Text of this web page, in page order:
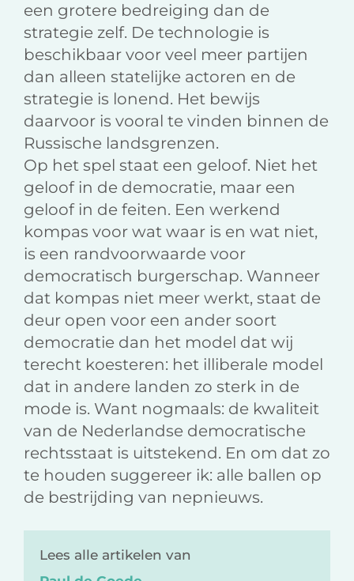
een grotere bedreiging dan de
strategie zelf. De technologie is
beschikbaar voor veel meer partijen
dan alleen statelijke actoren en de
strategie is lonend. Het bewijs
daarvoor is vooral te vinden binnen de
Russische landsgrenzen.
Op het spel staat een geloof. Niet het
geloof in de democratie, maar een
geloof in de feiten. Een werkend
kompas voor wat waar is en wat niet,
is een randvoorwaarde voor
democratisch burgerschap. Wanneer
dat kompas niet meer werkt, staat de
deur open voor een ander soort
democratie dan het model dat wij
terecht koesteren: het illiberale model
dat in andere landen zo sterk in de
mode is. Want nogmaals: de kwaliteit
van de Nederlandse democratische
rechtsstaat is uitstekend. En om dat zo
te houden suggereer ik: alle ballen op
de bestrijding van nepnieuws.
Lees alle artikelen van